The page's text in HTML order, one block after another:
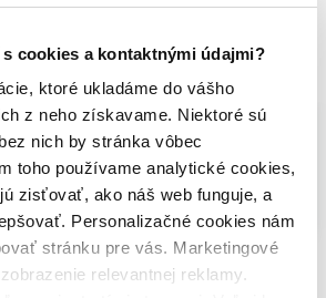
cookies a kontaktnými údajmi?
ktoré ukladáme do vášho
z neho získavame. Niektoré sú
nich by stránka vôbec
toho používame analytické cookies,
zisťovať, ako náš web funguje, a
Personalizačné cookies nám
stránku pre vás. Marketingové
relevantnej reklamy.
pre teba
23,60€